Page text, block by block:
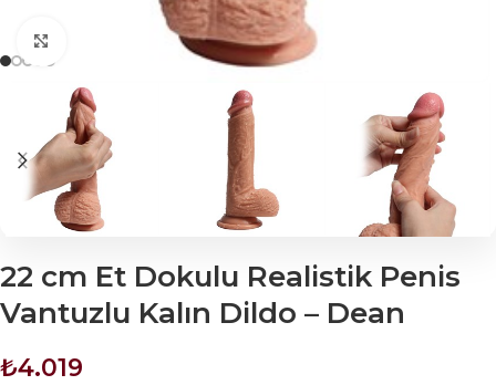
Click to enlarge
22 cm Et Dokulu Realistik Penis
Vantuzlu Kalın Dildo – Dean
₺4.019